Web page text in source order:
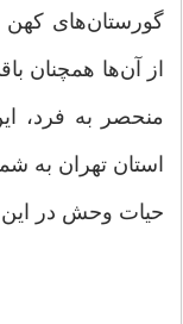
گورستان‌های
از آن‌ها همچنان
منحصر به فرد،
استان تهران به
حیات وحش در